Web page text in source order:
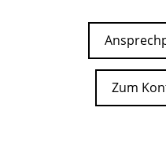
Zum